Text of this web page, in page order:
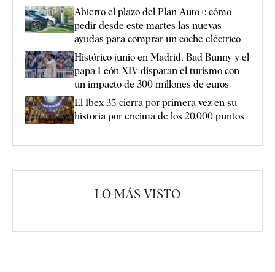
Abierto el plazo del Plan Auto+: cómo
pedir desde este martes las nuevas
ayudas para comprar un coche eléctrico
Histórico junio en Madrid, Bad Bunny y el
papa León XIV disparan el turismo con
un impacto de 300 millones de euros
El Ibex 35 cierra por primera vez en su
historia por encima de los 20.000 puntos
LO MÁS VISTO